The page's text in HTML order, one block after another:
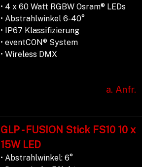
• 4 x 60 Watt RGBW Osram® LEDs
• Abstrahlwinkel 6-40°
• IP67 Klassifizierung
• eventCON® System
• Wireless DMX
a. Anfr.
GLP - FUSION Stick FS10 10 x
15W LED
• Abstrahlwinkel: 6°